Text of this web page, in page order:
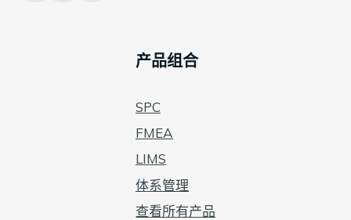
产品组合
SPC
FMEA
LIMS
体系管理
查看所有产品